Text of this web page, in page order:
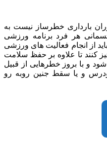
بارداری خطرساز نیست به
هر فرد برنامه ورزشی
از انجام فعالیت های ورزشی
کنند تا علاوه بر حفظ سلامت
و با بروز خطرهایی از قبیل
و یا سقط جنین روبه رو